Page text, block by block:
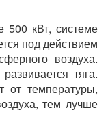
500 кВт, системе
под действием
воздуха.
тяга.
от температуры,
тем лучше